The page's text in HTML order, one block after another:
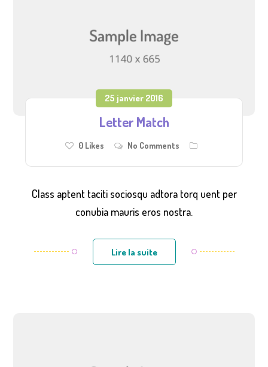
25 janvier 2016
Letter Match
0 Likes No Comments
Class aptent taciti sociosqu adtora torq uent per
conubia mauris eros nostra.
Lire la suite